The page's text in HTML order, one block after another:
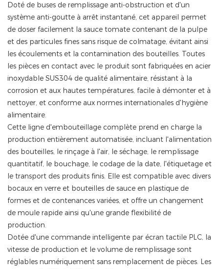
Doté de buses de remplissage anti-obstruction et d'un
système anti-goutte à arrêt instantané, cet appareil permet
de doser facilement la sauce tomate contenant de la pulpe
et des particules fines sans risque de colmatage, évitant ainsi
les écoulements et la contamination des bouteilles. Toutes
les pièces en contact avec le produit sont fabriquées en acier
inoxydable SUS304 de qualité alimentaire, résistant à la
corrosion et aux hautes températures, facile à démonter et à
nettoyer, et conforme aux normes internationales d'hygiène
alimentaire.
Cette ligne d'embouteillage complète prend en charge la
production entièrement automatisée, incluant l'alimentation
des bouteilles, le rinçage à l'air, le séchage, le remplissage
quantitatif, le bouchage, le codage de la date, l'étiquetage et
le transport des produits finis. Elle est compatible avec divers
bocaux en verre et bouteilles de sauce en plastique de
formes et de contenances variées, et offre un changement
de moule rapide ainsi qu'une grande flexibilité de
production.
Dotée d'une commande intelligente par écran tactile PLC, la
vitesse de production et le volume de remplissage sont
réglables numériquement sans remplacement de pièces. Les